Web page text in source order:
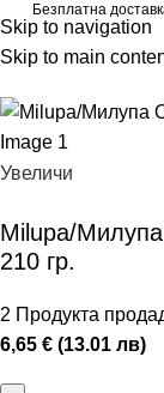
Skip to navigation
Skip to main
Безплатна
Увеличи
Milupa/
210 гр.
2 Продукта
6,65 € (13.01 лв)